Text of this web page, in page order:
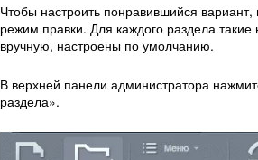
Чтобы настроить понравившийся
режим правки. Для каждого раздела
вручную, настроены по умолчанию.
В верхней панели администратора
раздела».